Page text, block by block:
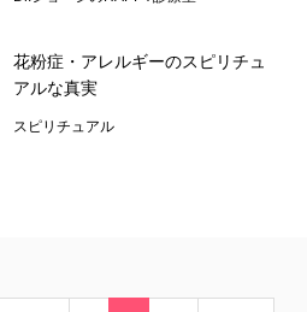
花粉症・アレルギーのスピリチュ
アルな真実
スピリチュアル